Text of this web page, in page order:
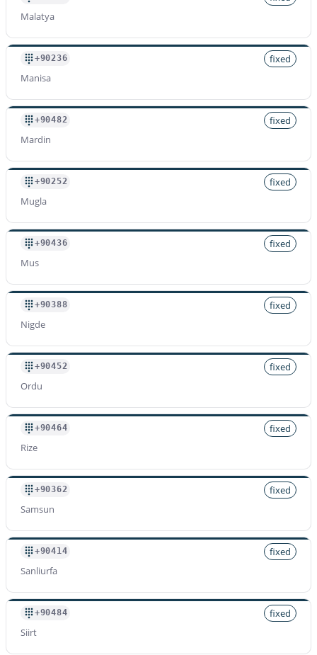
Malatya
+90236
fixed
Manisa
+90482
fixed
Mardin
+90252
fixed
Mugla
+90436
fixed
Mus
+90388
fixed
Nigde
+90452
fixed
Ordu
+90464
fixed
Rize
+90362
fixed
Samsun
+90414
fixed
Sanliurfa
+90484
fixed
Siirt